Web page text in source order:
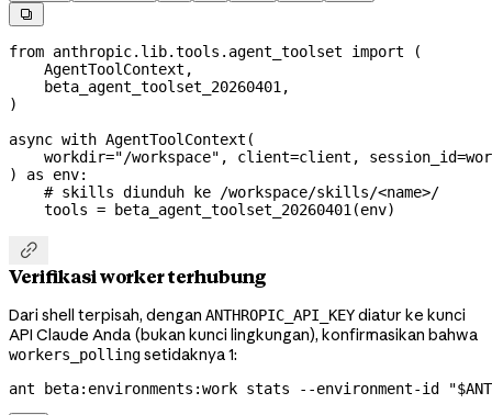

from anthropic.lib.tools.agent_toolset import (
    AgentToolContext,
    beta_agent_toolset_20260401,
)
async with AgentToolContext(
    workdir
="/workspace" , client=client, session_id=
) as env:
    # skills diunduh ke /workspace/skills/<name>/
    tools
= beta_agent_toolset_20260401(env)

Verifikasi worker terhubung
Dari shell terpisah, dengan ANTHROPIC_API_KEYdiatur ke kunci
API Claude Anda (bukan kunci lingkungan), konfirmasikan bahwa
workers_pollingsetidaknya 1:
ant beta:environments:work stats --environment-id "